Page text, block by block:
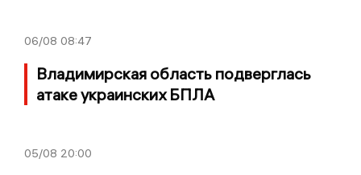
06/08 08:47
Владимирская область подверглась
атаке украинских БПЛА
05/08 20:00